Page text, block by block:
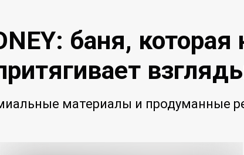
материалы и продуманные
баня,